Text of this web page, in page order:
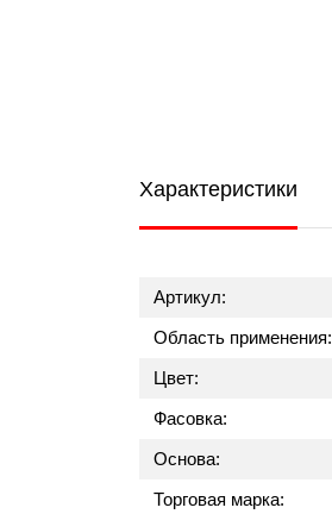
Характеристики
Артикул:
Область применения:
Цвет:
Фасовка:
Основа:
Торговая марка: